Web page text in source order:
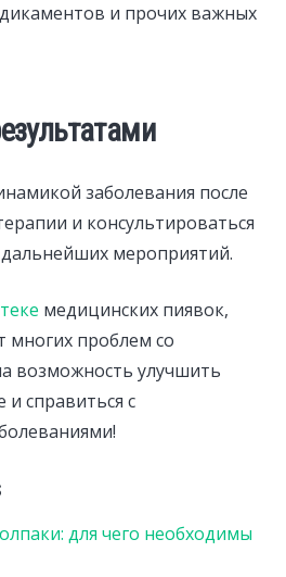
и прочих важных
заболевания после
и консультироваться
мероприятий.
медицинских пиявок,
многих проблем со
возможность улучшить
справиться с
для чего необходимы